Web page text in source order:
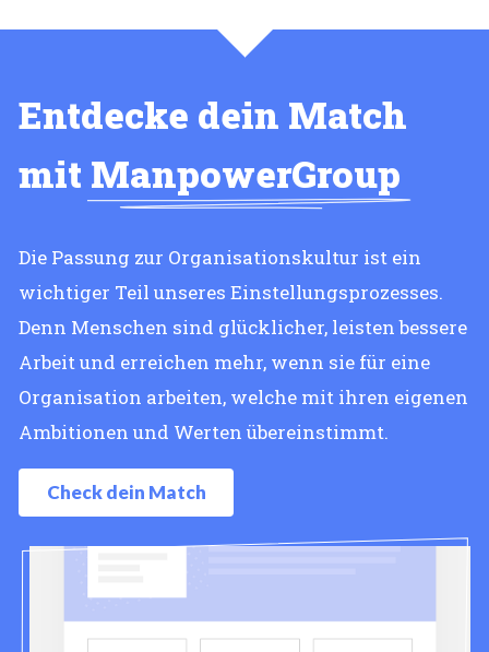
Entdecke dein Match
mit ManpowerGroup
Die Passung zur Organisationskultur ist ein
wichtiger Teil unseres Einstellungsprozesses.
Denn Menschen sind glücklicher, leisten bessere
Arbeit und erreichen mehr, wenn sie für eine
Organisation arbeiten, welche mit ihren eigenen
Ambitionen und Werten übereinstimmt.
Check dein Match